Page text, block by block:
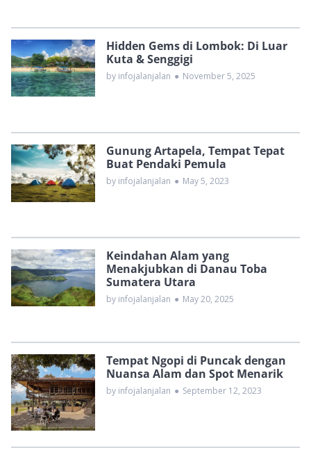
Hidden Gems di Lombok: Di Luar
Kuta & Senggigi
by infojalanjalan ● November 5, 2025
Gunung Artapela, Tempat Tepat
Buat Pendaki Pemula
by infojalanjalan ● May 5, 2023
Keindahan Alam yang
Menakjubkan di Danau Toba
Sumatera Utara
by infojalanjalan ● May 20, 2025
Tempat Ngopi di Puncak dengan
Nuansa Alam dan Spot Menarik
by infojalanjalan ● September 12, 2023